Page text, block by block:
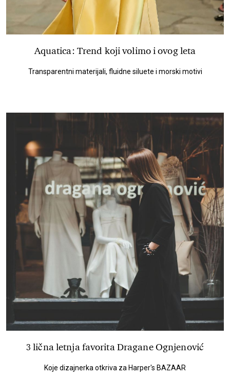
Aquatica: Trend koji volimo i ovog leta
Transparentni materijali, fluidne siluete i morski motivi
3 lična letnja favorita Dragane Ognjenović
Koje dizajnerka otkriva za Harper's BAZAAR